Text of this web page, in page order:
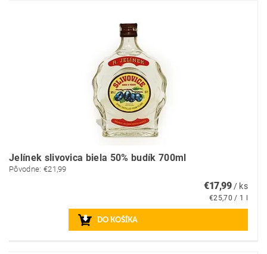
Jelínek slivovica biela 50% budík 700ml
Pôvodne: €21,99
€17,99 / ks
€25,70 / 1 l